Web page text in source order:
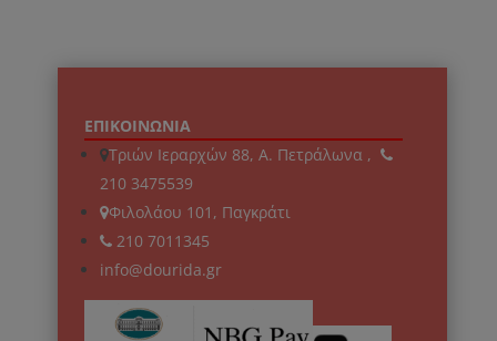
ΕΠΙΚΟΙΝΩΝΙΑ
Τριών Ιεραρχών 88, Α. Πετράλωνα ,
210 3475539
Φιλολάου 101, Παγκράτι
210 7011345
info@dourida.gr